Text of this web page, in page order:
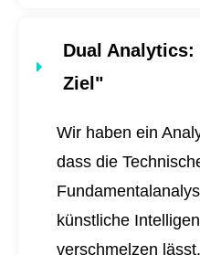
Dual Analytics:
Ziel"
Wir haben ein
dass die
künstliche
verschmelzen